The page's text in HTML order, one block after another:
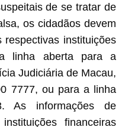
de se tratar de
os cidadãos devem
respectivas instituições
linha aberta para a
Judiciária de Macau,
7777, ou para a linha
As informações de
financeiras